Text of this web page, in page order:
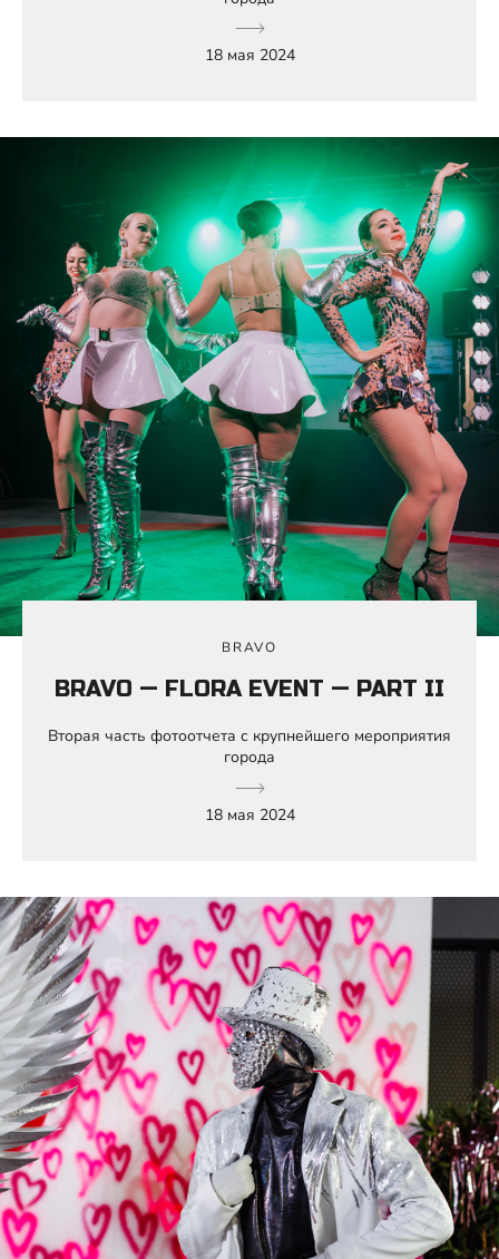
18 мая 2024
BRAVO
BRAVO — FLORA EVENT — PART II
Вторая часть фотоотчета с крупнейшего мероприятия
города
18 мая 2024